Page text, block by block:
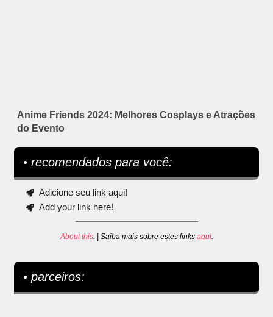
Anime Friends 2024: Melhores Cosplays e Atrações
do Evento
• recomendados para você:
Adicione seu link aqui!
Add your link here!
About this. | Saiba mais sobre estes links aqui.
• parceiros: